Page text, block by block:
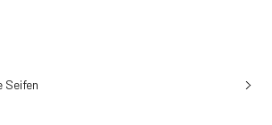
Seifen